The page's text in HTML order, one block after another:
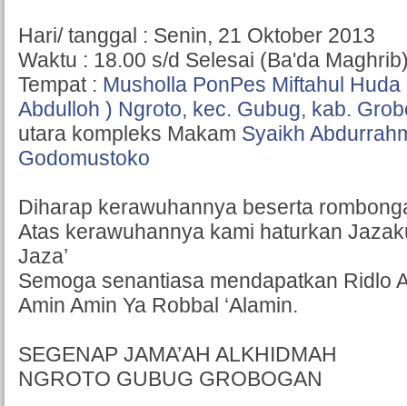
Hari/ tanggal : Senin, 21 Oktober 2013
Waktu : 18.00 s/d Selesai (Ba'da
Tempat : Musholla PonPes Miftahul
Abdulloh ) Ngroto, kec. Gubug, kab.
utara kompleks Makam Syaikh
Godomustoko
Diharap kerawuhannya beserta
Atas kerawuhannya kami haturkan
Jaza’
Semoga senantiasa mendapatkan Ridlo
Amin Amin Ya Robbal ‘Alamin.
SEGENAP JAMA’AH ALKHIDMAH
NGROTO GUBUG GROBOGAN